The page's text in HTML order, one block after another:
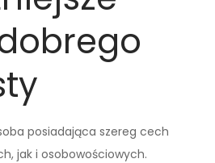
posiadająca szereg cech
jak i osobowościowych.